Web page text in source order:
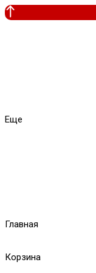
Еще
Главная
Корзина